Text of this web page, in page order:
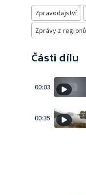
Zpravodajství
Zprávy z regionů
Části dílu
00:03
00:35